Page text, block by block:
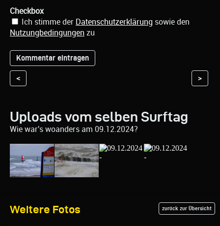
Checkbox
Ich stimme der Datenschutzerklärung sowie den
Nutzungbedingungen zu
< >
Uploads vom selben Surftag
Wie war's woanders am 09.12.2024?
Weitere Fotos zurück zur Übersicht